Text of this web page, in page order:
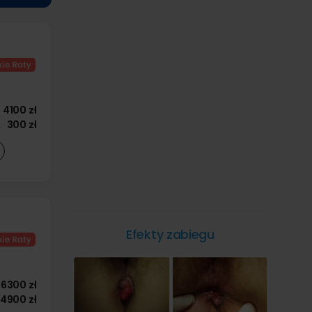
4100 zł
300 zł
6300 zł
4900 zł
Efekty zabiegu